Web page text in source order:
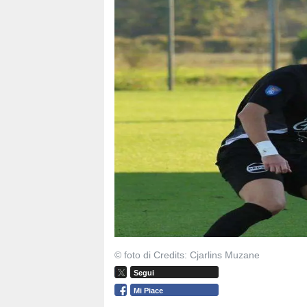
© foto di Credits: Cjarlins Muzane
Segui
Mi Piace